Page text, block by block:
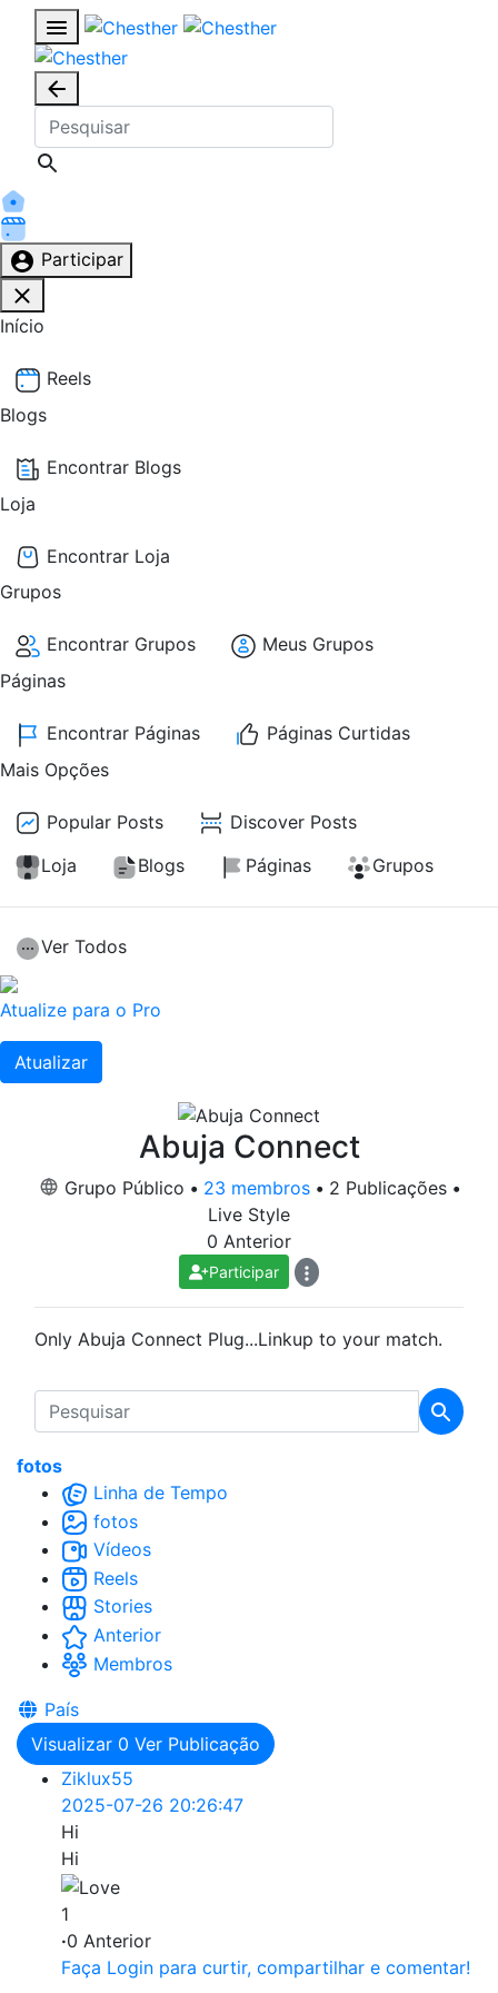
Participar
Início
Reels
Blogs
Encontrar Blogs
Loja
Encontrar Loja
Grupos
Encontrar Grupos
Meus Grupos
Páginas
Encontrar Páginas
Páginas Curtidas
Mais Opções
Popular Posts
Discover Posts
Loja
Blogs Páginas Grupos
Ver Todos
Atualize para o Pro
Atualizar
Abuja Connect
Grupo Público • 23 membros • 2 Publicações •
Live Style
0 Anterior
Participar
Only Abuja Connect Plug...Linkup to your match.
fotos
Linha de Tempo
fotos
Vídeos
Reels
Stories
Anterior
Membros
País
Visualizar 0 Ver Publicação
Ziklux55
2025-07-26 20:26:47
Hi
Hi
1
·0 Anterior
Faça Login para curtir, compartilhar e comentar!